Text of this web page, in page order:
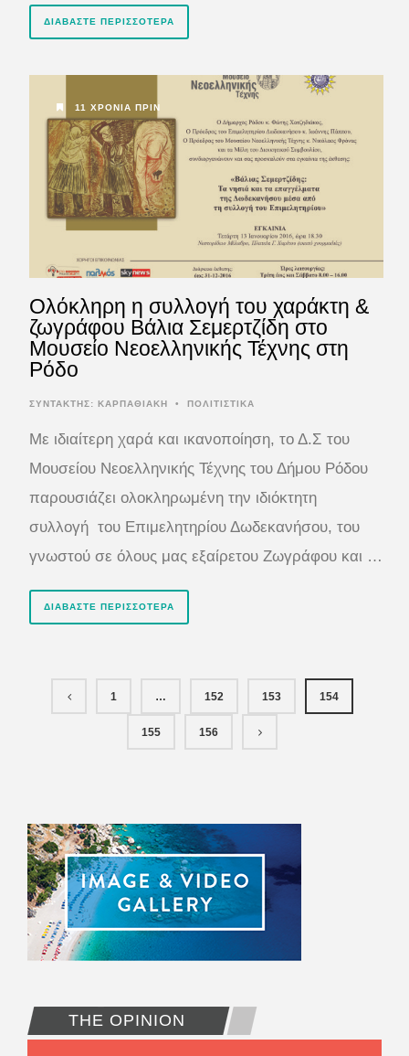
ΔΙΑΒΆΣΤΕ ΠΕΡΙΣΣΌΤΕΡΑ
11 ΧΡΌΝΙΑ ΠΡΙΝ
Ολόκληρη η συλλογή του χαράκτη &
ζωγράφου Βάλια Σεμερτζίδη στο
Μουσείο Νεοελληνικής Τέχνης στη
Ρόδο
ΣΥΝΤΆΚΤΗΣ: ΚΑΡΠΑΘΙΑΚΗ • ΠΟΛΙΤΙΣΤΙΚΑ
Με ιδιαίτερη χαρά και ικανοποίηση, το Δ.Σ του
Μουσείου Νεοελληνικής Τέχνης του Δήμου Ρόδου
παρουσιάζει ολοκληρωμένη την ιδιόκτητη
συλλογή του Επιμελητηρίου Δωδεκανήσου, του
γνωστού σε όλους μας εξαίρετου Ζωγράφου και …
ΔΙΑΒΆΣΤΕ ΠΕΡΙΣΣΌΤΕΡΑ
1 … 152 153 154
155 156
THE OPINION